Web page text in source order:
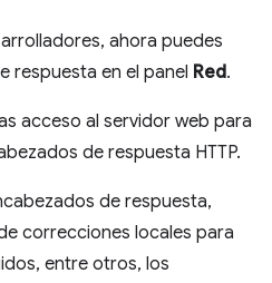
ahora puedes
respuesta en el panel Red.
acceso al servidor web para
de respuesta HTTP.
de respuesta,
correcciones locales para
entre otros, los